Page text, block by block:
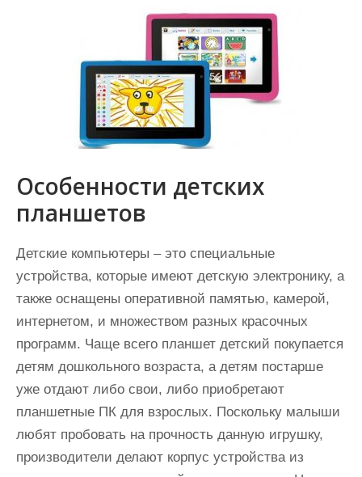
Особенности детских
планшетов
Детские компьютеры – это специальные
устройства, которые имеют детскую электронику, а
также оснащены оперативной памятью, камерой,
интернетом, и множеством разных красочных
программ. Чаще всего планшет детский покупается
детям дошкольного возраста, а детям постарше
уже отдают либо свои, либо приобретают
планшетные ПК для взрослых. Поскольку малыши
любят пробовать на прочность данную игрушку,
производители делают корпус устройства из